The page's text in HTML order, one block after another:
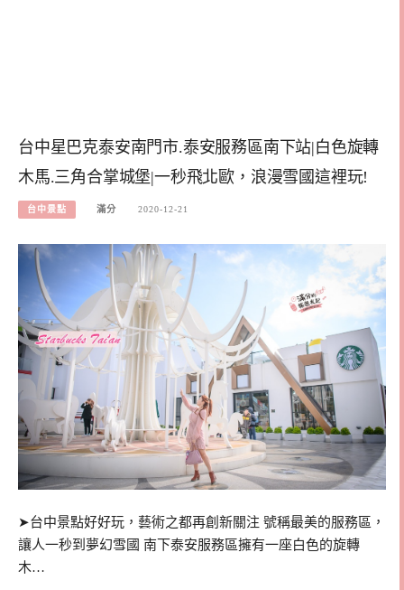
台中星巴克泰安南門市.泰安服務區南下站|白色旋轉
木馬.三角合掌城堡|一秒飛北歐，浪漫雪國這裡玩!
台中景點 滿分 2020-12-21
➤台中景點好好玩，藝術之都再創新關注 號稱最美的服務區，
讓人一秒到夢幻雪國 南下泰安服務區擁有一座白色的旋轉
木…